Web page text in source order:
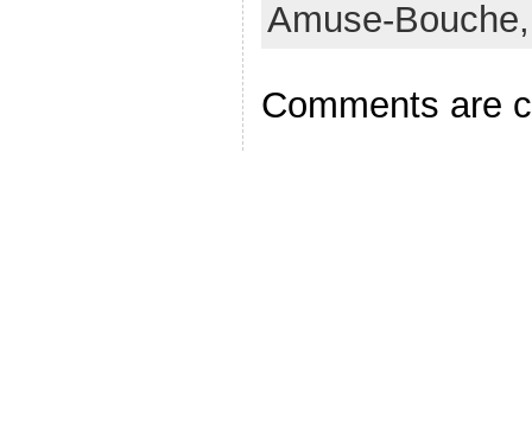
Amuse-
Comments are